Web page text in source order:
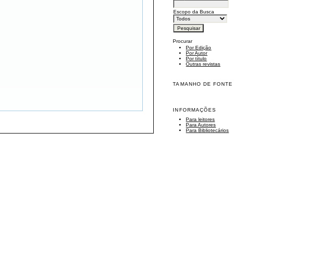
Escopo da Busca
Procurar
Por Edição
Por Autor
Por título
Outras revistas
TAMANHO DE FONTE
INFORMAÇÕES
Para leitores
Para Autores
Para Bibliotecários